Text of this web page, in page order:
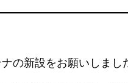
の新設をお願いしまし